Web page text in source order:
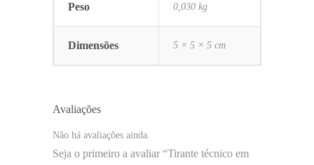
Peso 0,030 kg
Dimensões 5 × 5 × 5 cm
Avaliações
Não há avaliações ainda.
Seja o primeiro a avaliar “Tirante técnico em